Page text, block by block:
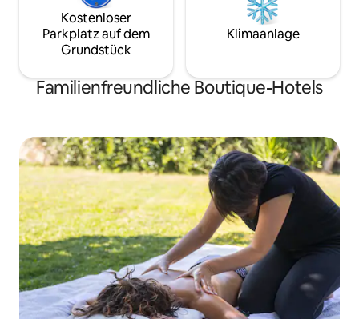
Kostenloser
Parkplatz auf dem
Grundstück
Klimaanlage
Familienfreundliche Boutique-Hotels